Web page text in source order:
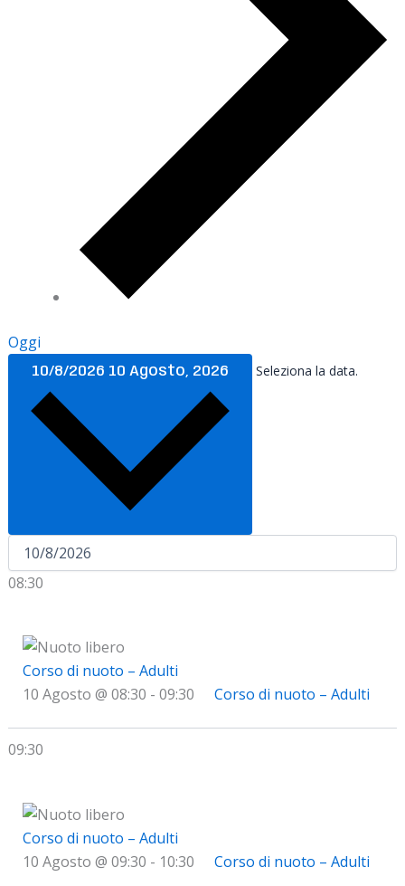
Oggi
10/8/2026 10 Agosto, 2026 Seleziona la data.
08:30
Corso di nuoto – Adulti
10 Agosto @ 08:30 - 09:30 Corso di nuoto – Adulti
09:30
Corso di nuoto – Adulti
10 Agosto @ 09:30 - 10:30 Corso di nuoto – Adulti